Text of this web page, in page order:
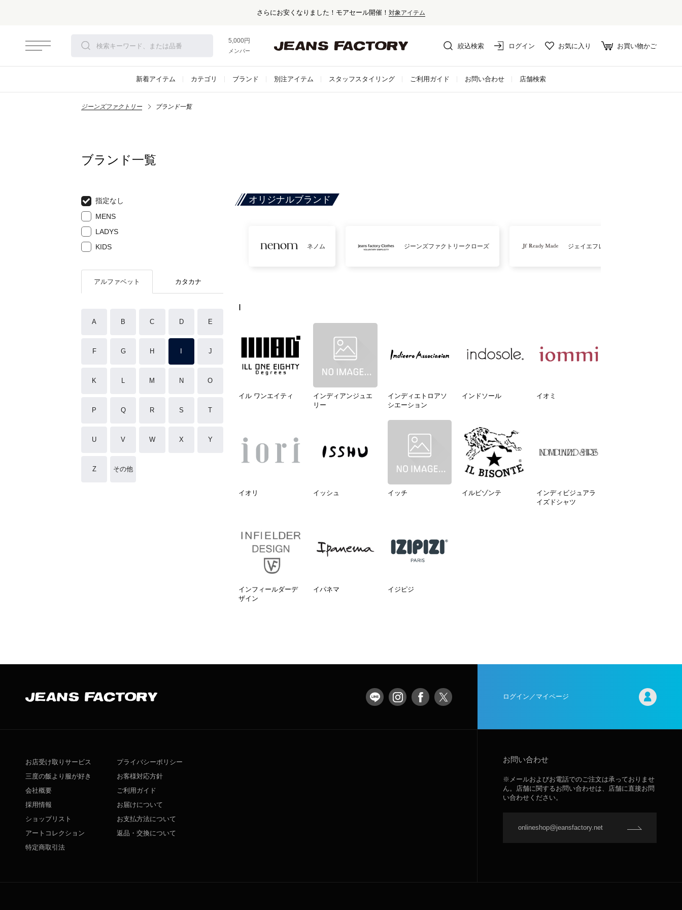
さらにお安くなりました！モアセール開催！対象アイテム
5,000円以上お買い上げで送料無料！
メンバー登録でお得な情報をゲット。さらに詳しく
絞込検索 ログイン お気に入り お買い物かご
新着アイテム カテゴリ ブランド 別注アイテム スタッフスタイリング ご利用ガイド お問い合わせ 店舗検索
ジーンズファクトリー ブランド一覧
ブランド一覧
指定なし
MENS
LADYS
KIDS
アルファベット カタカナ
A B C D E
F G H J
K L M N O
P Q R S T
U V W X Y
Z その他
オリジナルブランド
ネノム ジーンズファクトリークローズ ジェイエフレディメイド
I
イル ワンエイティ
インディアンジュエ
リー
インディエトロアソ
シエーション
インドソール イオミ
イオリ イッシュ イッチ イルビゾンテ
インディビジュアラ
イズドシャツ
インフィールダーデ
ザイン
イパネマ イジピジ
ログイン／マイページ
お店受け取りサービス
三度の飯より服が好き
会社概要
採用情報
ショップリスト
アートコレクション
特定商取引法
プライバシーポリシー
お客様対応方針
ご利用ガイド
お届けについて
お支払方法について
返品・交換について
お問い合わせ
※メールおよびお電話でのご注文は承っておりませ
ん。店舗に関するお問い合わせは、店舗に直接お問
い合わせください。
onlineshop@jeansfactory.net